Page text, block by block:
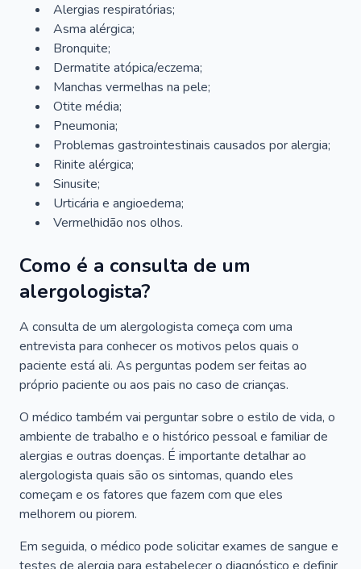
Alergias respiratórias;
Asma alérgica;
Bronquite;
Dermatite atópica/eczema;
Manchas vermelhas na pele;
Otite média;
Pneumonia;
Problemas gastrointestinais causados por alergia;
Rinite alérgica;
Sinusite;
Urticária e angioedema;
Vermelhidão nos olhos.
Como é a consulta de um
alergologista?
A consulta de um alergologista começa com uma
entrevista para conhecer os motivos pelos quais o
paciente está ali. As perguntas podem ser feitas ao
próprio paciente ou aos pais no caso de crianças.
O médico também vai perguntar sobre o estilo de vida, o
ambiente de trabalho e o histórico pessoal e familiar de
alergias e outras doenças. É importante detalhar ao
alergologista quais são os sintomas, quando eles
começam e os fatores que fazem com que eles
melhorem ou piorem.
Em seguida, o médico pode solicitar exames de sangue e